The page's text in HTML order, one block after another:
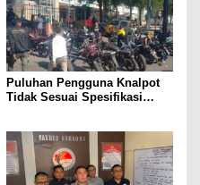
Puluhan Pengguna Knalpot
Tidak Sesuai Spesifikasi